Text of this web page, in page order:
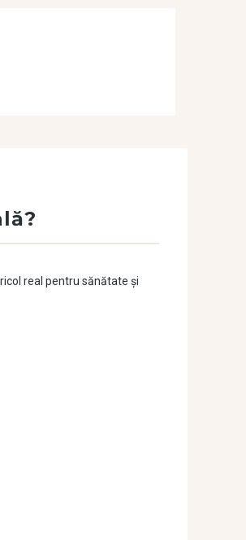
real pentru sănătate și